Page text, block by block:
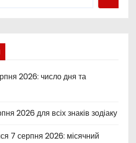
2026: число дня та
2026 для всіх знаків зодіаку
7 серпня 2026: місячний